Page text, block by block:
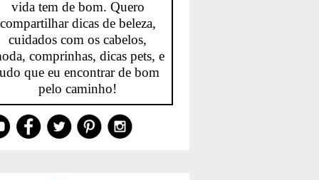
vida tem de bom. Quero
compartilhar dicas de beleza,
cuidados com os cabelos,
comprinhas, dicas pets, e
que eu encontrar de bom
pelo caminho!